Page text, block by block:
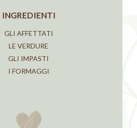
INGREDIENTI
GLI AFFETTATI
LE VERDURE
GLI IMPASTI
I FORMAGGI